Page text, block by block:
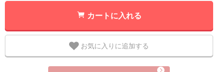
カートに入れる
お気に入りに追加する